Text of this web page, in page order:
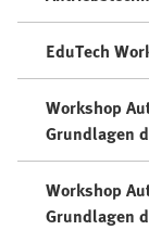
EduTech
Workshop
Grundlagen
Workshop
Grundlagen